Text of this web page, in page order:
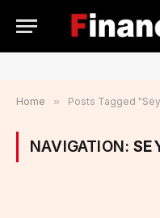
Home » Posts Tagged
NAVIGATION: